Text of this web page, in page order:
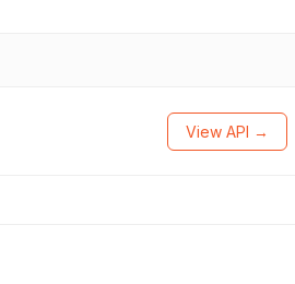
View API →